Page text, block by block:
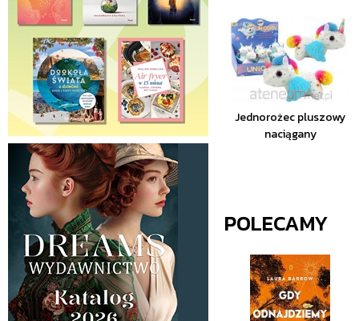
Jednorożec pluszowy
naciągany
POLECAMY